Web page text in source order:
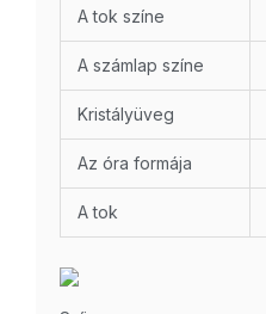
A tok színe
A számlap színe
Kristályüveg
Az óra formája
A tok